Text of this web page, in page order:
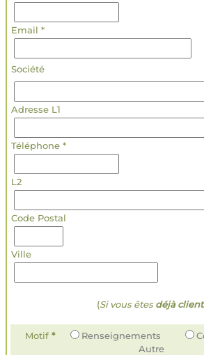
Email *
Société
Adresse L1
Téléphone *
L2
Code Postal
Ville
(Si vous êtesdéjà client
Motif * Renseignements
Autre